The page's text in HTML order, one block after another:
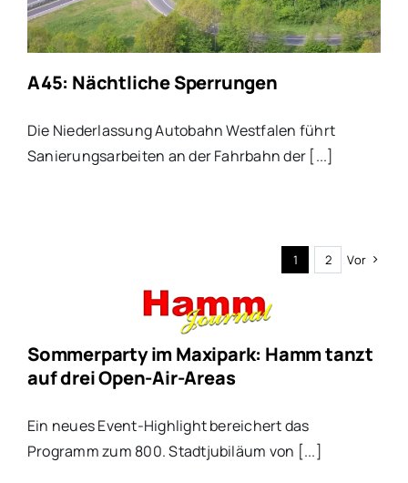
A45: Nächtliche Sperrungen
Die Niederlassung Autobahn Westfalen führt
Sanierungsarbeiten an der Fahrbahn der [...]
1 2 Vor
Sommerparty im Maxipark: Hamm tanzt
auf drei Open-Air-Areas
Ein neues Event-Highlight bereichert das
Programm zum 800. Stadtjubiläum von [...]